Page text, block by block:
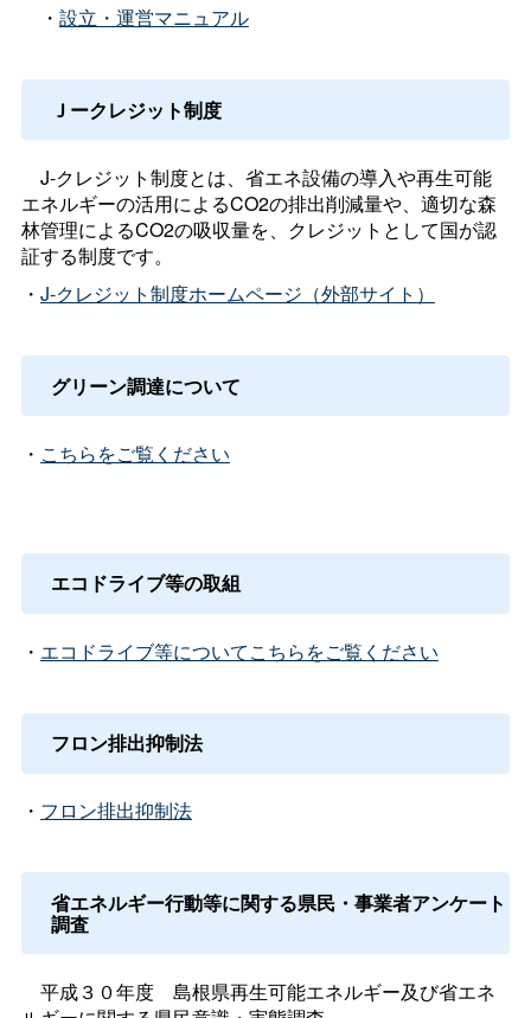
・ 設立・運営マニュアル
Ｊークレジット制度
J-クレジット制度とは、省エネ設備の導入や再生可能
エネルギーの活用によるCO2の排出削減量や、適切な森
林管理によるCO2の吸収量を、クレジットとして国が認
証する制度です。
・ J-クレジット制度ホームページ（外部サイト）
グリーン調達について
・ こちらをご覧ください
エコドライブ等の取組
・ エコドライブ等についてこちらをご覧ください
フロン排出抑制法
・ フロン排出抑制法
省エネルギー行動等に関する県民・事業者アンケート
調査
平成３０年度 島根県再生可能エネルギー及び省エネ